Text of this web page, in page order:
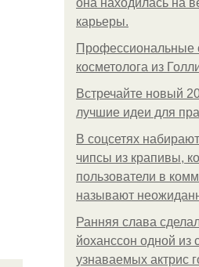
она находилась на
карьеры.
Профессиональные
косметолога из
Встречайте новый
лучшие идеи для
В соцсетях
чипсы из крапивы,
пользователи в
называют
Ранняя слава
йоханссон одной из
узнаваемых актрис